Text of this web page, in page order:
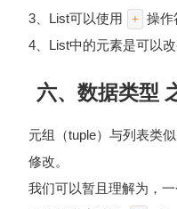
3、List可以使用
+
操作
4、List中的元素是可以改
六、数据类型
元组（tuple）与列表类
修改。
我们可以暂且理解为，